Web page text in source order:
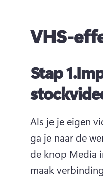
VHS-
Stap
Als je je eigen
ga je naar de
de knop Media
maak